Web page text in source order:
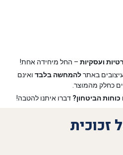
ועסקיות – החל מיחידה אחת!
באתרלהמחשה בלבד ואינם
כחלק מהמוצר.
כוחות הביטחון? דברו איתנו להטבה!